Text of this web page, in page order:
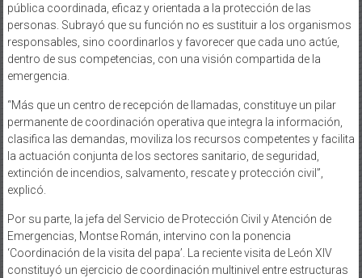
pública coordinada, eficaz y orientada a la protección de las
personas. Subrayó que su función no es sustituir a los organismos
responsables, sino coordinarlos y favorecer que cada uno actúe,
dentro de sus competencias, con una visión compartida de la
emergencia.
“Más que un centro de recepción de llamadas, constituye un pilar
permanente de coordinación operativa que integra la información,
clasifica las demandas, moviliza los recursos competentes y facilita
la actuación conjunta de los sectores sanitario, de seguridad,
extinción de incendios, salvamento, rescate y protección civil”,
explicó.
Por su parte, la jefa del Servicio de Protección Civil y Atención de
Emergencias, Montse Román, intervino con la ponencia
‘Coordinación de la visita del papa’. La reciente visita de León XIV
constituyó un ejercicio de coordinación multinivel entre estructuras